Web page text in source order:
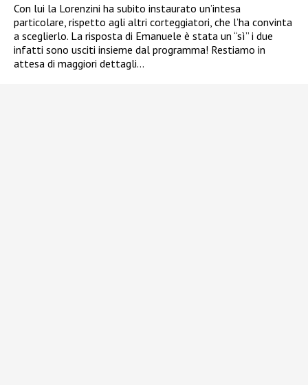
Con lui la Lorenzini ha subito instaurato un’intesa
particolare, rispetto agli altri corteggiatori, che l’ha convinta
a sceglierlo. La risposta di Emanuele è stata un “sì” i due
infatti sono usciti insieme dal programma! Restiamo in
attesa di maggiori dettagli…